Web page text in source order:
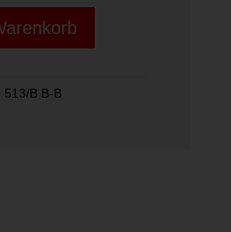
513/B B-B